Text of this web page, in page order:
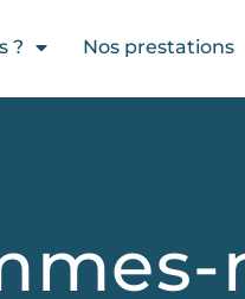
?
Nos prestations